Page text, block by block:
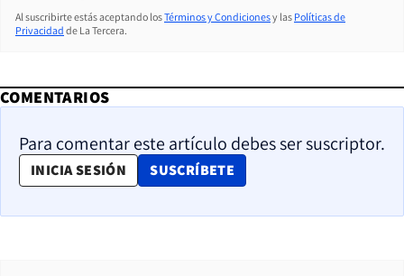
Al suscribirte estás aceptando losTérminos y Condicionesy las Políticas de
Privacidad de La Tercera.
COMENTARIOS
Para comentar este artículo debes ser suscriptor.
INICIA SESIÓN SUSCRÍBETE
OPENS IN NEW WINDOW